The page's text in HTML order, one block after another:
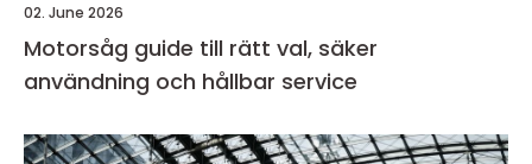
02. June 2026
Motorsåg guide till rätt val, säker
användning och hållbar service